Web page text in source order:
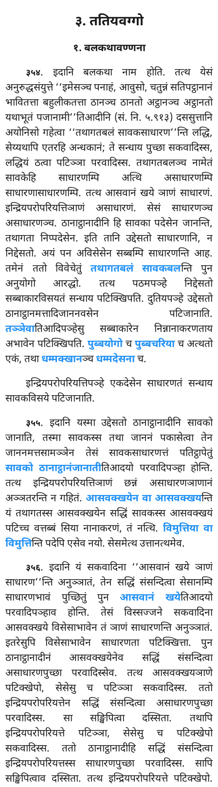
३. ततियवग्गो
१. बलकथावण्णना
३५४. इदानिबलकथा नाम होति. तत्थ येसं
अनुरुद्धसंयुत्ते ‘‘इमेसञ्च पनाहं, आवुसो, चतुन्नं सतिपट्ठानानं
भावितत्ता बहुलीकतत्ता ठानञ्च ठानतो अट्ठानञ्च अट्ठानतो
यथाभूतं पजानामी’’तिआदीनि (सं. नि. ५.९१३) दससुत्तानि
अयोनिसो गहेत्वा ‘‘तथागतबलं सावकसाधारण’’न्ति लद्धि,
सेय्यथापि एतरहि अन्धकानं; ते सन्धाय पुच्छा सकवादिस्स,
लद्धियं ठत्वा पटिञ्ञा परवादिस्स. तथागतबलञ्च नामेतं
सावकेहि साधारणम्पि अत्थि असाधारणम्पि
साधारणासाधारणम्पि. तत्थ आसवानं खये ञाणं साधारणं.
इन्द्रियपरोपरियत्तिञाणं असाधारणं. सेसं साधारणञ्च
असाधारणञ्च. ठानाट्ठानादीनि हि सावका पदेसेन जानन्ति,
तथागता निप्पदेसेन. इति तानि उद्देसतो साधारणानि, न
निद्देसतो. अयं पन अविसेसेन सब्बम्पि साधारणन्ति आह.
तमेनं ततो विवेचेतुंतथागतबलं सावकबलन्ति पुन
अनुयोगो आरद्धो. तत्थ पठमपञ्हे निद्देसतो
सब्बाकारविसयतं सन्धाय पटिक्खिपति. दुतियपञ्हे उद्देसतो
ठानाट्ठानमत्तादिजाननवसेन पटिजानाति.
तञ्ञेवातिआदिपञ्हेसु सब्बाकारेन निन्नानाकरणताय
अभावेन पटिक्खिपति.पुब्बयोगोचपुब्बचरियाच अत्थतो
एकं, तथाधम्मक्खानञ्चधम्मदेसनाच.
इन्द्रियपरोपरियत्तिपञ्हे एकदेसेन साधारणतं सन्धाय
सावकविसये पटिजानाति.
३५५. इदानि यस्मा उद्देसतो ठानाट्ठानादीनि सावको
जानाति, तस्मा सावकस्स तथा जाननं पकासेत्वा तेन
जाननमत्तसामञ्ञेन तेसं सावकसाधारणत्तं पतिट्ठापेतुं
सावको ठानाट्ठानंजानातीतिआदयो परवादिपञ्हा होन्ति.
तत्थ इन्द्रियपरोपरियत्तिञाणं छन्नं असाधारणञाणानं
अञ्ञतरन्ति न गहितं. आसवक्खयेन वा आसवक्खयन्ति
यं तथागतस्स आसवक्खयेन सद्धिं सावकस्स आसवक्खयं
पटिच्च वत्तब्बं सिया नानाकरणं, तं नत्थि. विमुत्तिया वा
विमुत्तिन्ति पदेपि एसेव नयो. सेसमेत्थ उत्तानत्थमेव.
३५६. इदानि यं सकवादिना ‘‘आसवानं खये ञाणं
साधारण’’न्ति अनुञ्ञातं, तेन सद्धिं संसन्दित्वा सेसानम्पि
साधारणभावं पुच्छितुं पुनआसवानं खयेतिआदयो
परवादिपञ्हाव होन्ति. तेसं विस्सज्जने सकवादिना
आसवक्खये विसेसाभावेन तं ञाणं साधारणन्ति अनुञ्ञातं.
इतरेसुपि विसेसाभावेन साधारणता पटिक्खित्ता. पुन
ठानाट्ठानादीनं आसवक्खयेनेव सद्धिं संसन्दित्वा
असाधारणपुच्छा परवादिस्सेव. तत्थ आसवक्खयञाणे
पटिक्खेपो, सेसेसु च पटिञ्ञा सकवादिस्स. ततो
इन्द्रियपरोपरियत्तेन सद्धिं संसन्दित्वा असाधारणपुच्छा
परवादिस्स. सा सङ्खिपित्वा दस्सिता. तथापि
इन्द्रियपरोपरियत्ते पटिञ्ञा, सेसेसु च पटिक्खेपो
सकवादिस्स. ततो ठानाट्ठानादीहि सद्धिं संसन्दित्वा
इन्द्रियपरोपरियत्तस्स साधारणपुच्छा परवादिस्स. सापि
सङ्खिपित्वाव दस्सिता. तत्थ इन्द्रियपरोपरियत्ते पटिक्खेपो.